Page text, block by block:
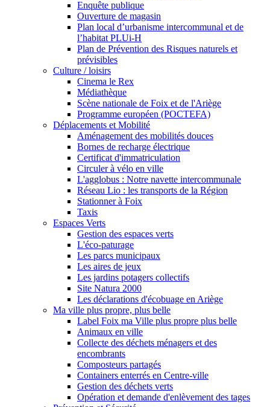
Enquête publique
Ouverture de magasin
Plan local d’urbanisme intercommunal et de
l’habitat PLUi-H
Plan de Prévention des Risques naturels et
prévisibles
Culture / loisirs
Cinema le Rex
Médiathèque
Scène nationale de Foix et de l'Ariège
Programme européen (POCTEFA)
Déplacements et Mobilité
Aménagement des mobilités douces
Bornes de recharge électrique
Certificat d'immatriculation
Circuler à vélo en ville
L'agglobus : Notre navette intercommunale
Réseau Lio : les transports de la Région
Stationner à Foix
Taxis
Espaces Verts
Gestion des espaces verts
L'éco-paturage
Les parcs municipaux
Les aires de jeux
Les jardins potagers collectifs
Site Natura 2000
Les déclarations d'écobuage en Ariège
Ma ville plus propre, plus belle
Label Foix ma Ville plus propre plus belle
Animaux en ville
Collecte des déchets ménagers et des
encombrants
Composteurs partagés
Containers enterrés en Centre-ville
Gestion des déchets verts
Opération et demande d'enlèvement des tages